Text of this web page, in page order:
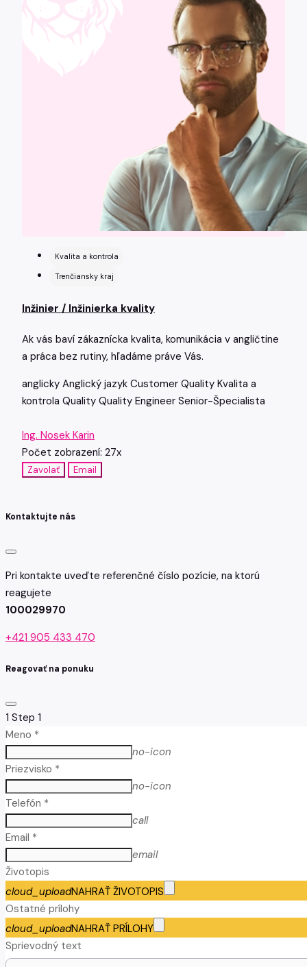
Kvalita a kontrola
Trenčiansky kraj
Inžinier / Inžinierka kvality
Ak vás baví zákaznícka kvalita, komunikácia v angličtine
a práca bez rutiny, hľadáme práve Vás.
anglicky Anglický jazyk Customer Quality Kvalita a
kontrola Quality Quality Engineer Senior-Špecialista
Ing. Nosek Karin
Počet zobrazení: 27x
Zavolať Email
Kontaktujte nás
Pri kontakte uveďte referenčné číslo pozície, na ktorú
reagujete
100029970
+421 905 433 470
Reagovať na ponuku
1 Step 1
Meno *
no-icon
Priezvisko *
no-icon
Telefón *
call
Email *
email
Životopis
cloud_uploadNAHRAŤ ŽIVOTOPIS
Ostatné prílohy
cloud_uploadNAHRAŤ PRÍLOHY
Sprievodný text